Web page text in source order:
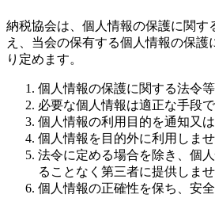
納税協会は、個人情報の保護に関す
え、当会の保有する個人情報の保護
り定めます。
個人情報の保護に関する法令等
必要な個人情報は適正な手段で
個人情報の利用目的を通知又は
個人情報を目的外に利用しませ
法令に定める場合を除き、個
ることなく第三者に提供しませ
個人情報の正確性を保ち、安全